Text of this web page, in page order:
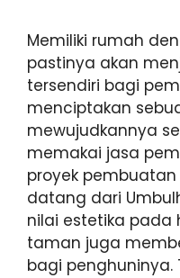
Memiliki rumah
pastinya akan
tersendiri bagi
menciptakan
mewujudkannya
memakai jasa
proyek
datang dari
nilai estetika pada
taman juga
bagi penghuninya.